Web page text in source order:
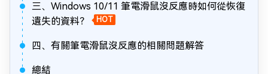
三、Windows 10/11 筆電滑鼠沒反應時如何從恢復
遺失的資料？
HOT
四、有關筆電滑鼠沒反應的相關問題解答
總結